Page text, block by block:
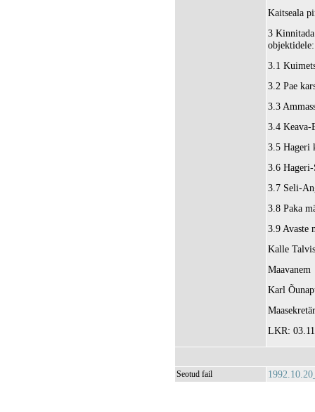
Kaitseala
3
objektidele:
3.1
3.2 Pae
3.3
3.4 Keava-
3.5 Hageri
3.6 Hageri-
3.7 Seli-
3.8 Paka
3.9 Avaste
Kalle
Maavanem
Karl
Maasekretär
LKR:
Seotud fail